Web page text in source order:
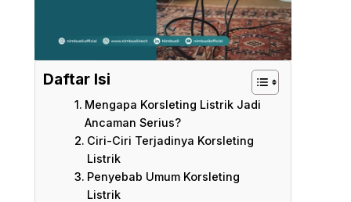
Daftar Isi
Mengapa Korsleting Listrik Jadi
Ancaman Serius?
Ciri-Ciri Terjadinya Korsleting
Listrik
Penyebab Umum Korsleting
Listrik